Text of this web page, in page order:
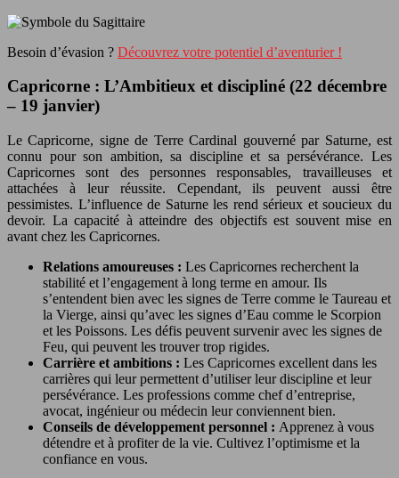
Besoin d’évasion ? Découvrez votre potentiel d’aventurier !
Capricorne : L’Ambitieux et discipliné (22 décembre
– 19 janvier)
Le Capricorne, signe de Terre Cardinal gouverné par Saturne, est
connu pour son ambition, sa discipline et sa persévérance. Les
Capricornes sont des personnes responsables, travailleuses et
attachées à leur réussite. Cependant, ils peuvent aussi être
pessimistes. L’influence de Saturne les rend sérieux et soucieux du
devoir. La capacité à atteindre des objectifs est souvent mise en
avant chez les Capricornes.
Relations amoureuses : Les Capricornes recherchent la
stabilité et l’engagement à long terme en amour. Ils
s’entendent bien avec les signes de Terre comme le Taureau et
la Vierge, ainsi qu’avec les signes d’Eau comme le Scorpion
et les Poissons. Les défis peuvent survenir avec les signes de
Feu, qui peuvent les trouver trop rigides.
Carrière et ambitions : Les Capricornes excellent dans les
carrières qui leur permettent d’utiliser leur discipline et leur
persévérance. Les professions comme chef d’entreprise,
avocat, ingénieur ou médecin leur conviennent bien.
Conseils de développement personnel : Apprenez à vous
détendre et à profiter de la vie. Cultivez l’optimisme et la
confiance en vous.